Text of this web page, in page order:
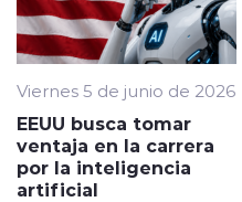
Viernes 5 de junio de 2026
EEUU busca tomar
ventaja en la carrera
por la inteligencia
artificial